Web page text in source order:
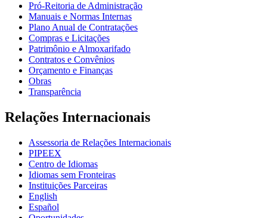
Pró-Reitoria de Administração
Manuais e Normas Internas
Plano Anual de Contratações
Compras e Licitações
Patrimônio e Almoxarifado
Contratos e Convênios
Orçamento e Finanças
Obras
Transparência
Relações Internacionais
Assessoria de Relações Internacionais
PIPEEX
Centro de Idiomas
Idiomas sem Fronteiras
Instituições Parceiras
English
Español